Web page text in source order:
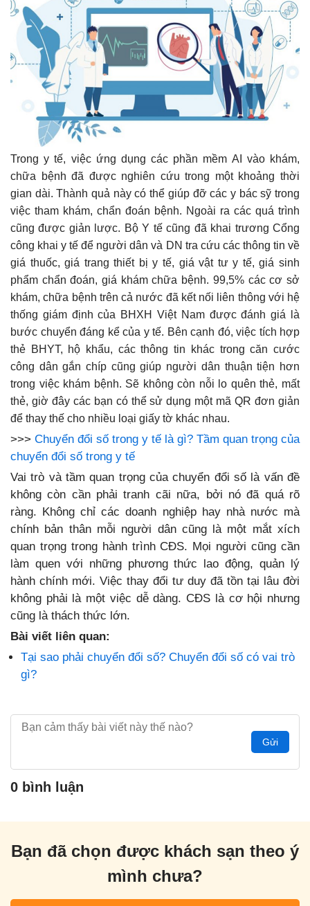
Trong y tế, việc ứng dụng các phần mềm AI vào khám,
chữa bệnh đã được nghiên cứu trong một khoảng thời
gian dài. Thành quả này có thể giúp đỡ các y bác sỹ trong
việc tham khám, chẩn đoán bệnh. Ngoài ra các quá trình
cũng được giản lược. Bộ Y tế cũng đã khai trương Cổng
công khai y tế để người dân và DN tra cứu các thông tin về
giá thuốc, giá trang thiết bị y tế, giá vật tư y tế, giá sinh
phẩm chẩn đoán, giá khám chữa bệnh. 99,5% các cơ sở
khám, chữa bệnh trên cả nước đã kết nối liên thông với hệ
thống giám định của BHXH Việt Nam được đánh giá là
bước chuyển đáng kể của y tế. Bên cạnh đó, việc tích hợp
thẻ BHYT, hộ khẩu, các thông tin khác trong căn cước
công dân gắn chíp cũng giúp người dân thuận tiện hơn
trong việc khám bệnh. Sẽ không còn nỗi lo quên thẻ, mất
thẻ, giờ đây các bạn có thể sử dụng một mã QR đơn giản
để thay thế cho nhiều loại giấy tờ khác nhau.
>>> Chuyển đổi số trong y tế là gì? Tầm quan trọng của
chuyển đổi số trong y tế
Vai trò và tầm quan trọng của chuyển đổi số là vấn đề
không còn cần phải tranh cãi nữa, bởi nó đã quá rõ
ràng. Không chỉ các doanh nghiệp hay nhà nước mà
chính bản thân mỗi người dân cũng là một mắt xích
quan trọng trong hành trình CĐS. Mọi người cũng cần
làm quen với những phương thức lao động, quản lý
hành chính mới. Việc thay đổi tư duy đã tồn tại lâu đời
không phải là một việc dễ dàng. CĐS là cơ hội nhưng
cũng là thách thức lớn.
Bài viết liên quan:
Tại sao phải chuyển đổi số? Chuyển đổi số có vai trò
gì?
Gửi
0 bình luận
Bạn đã chọn được khách sạn theo ý
mình chưa?